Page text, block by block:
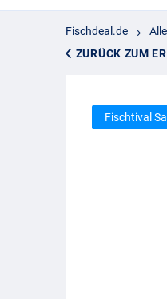
Fischdeal.de
ZURÜCK ZUM
Fischtival